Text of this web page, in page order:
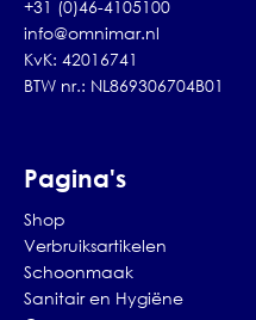
+31 (0)46-4105100
info@omnimar.nl
KvK: 42016741
BTW nr.: NL869306704B01
Pagina's
Shop
Verbruiksartikelen
Schoonmaak
Sanitair en Hygiëne